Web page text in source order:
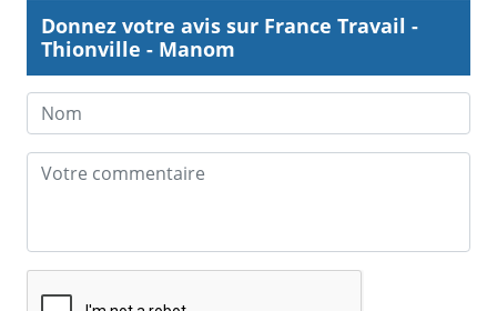
Donnez votre avis sur France Travail -
Thionville - Manom